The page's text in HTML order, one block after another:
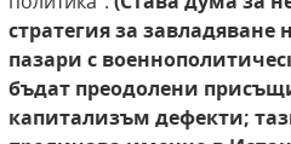
стратегия за завладяване
пазари с
бъдат преодолени
капитализъм дефекти;